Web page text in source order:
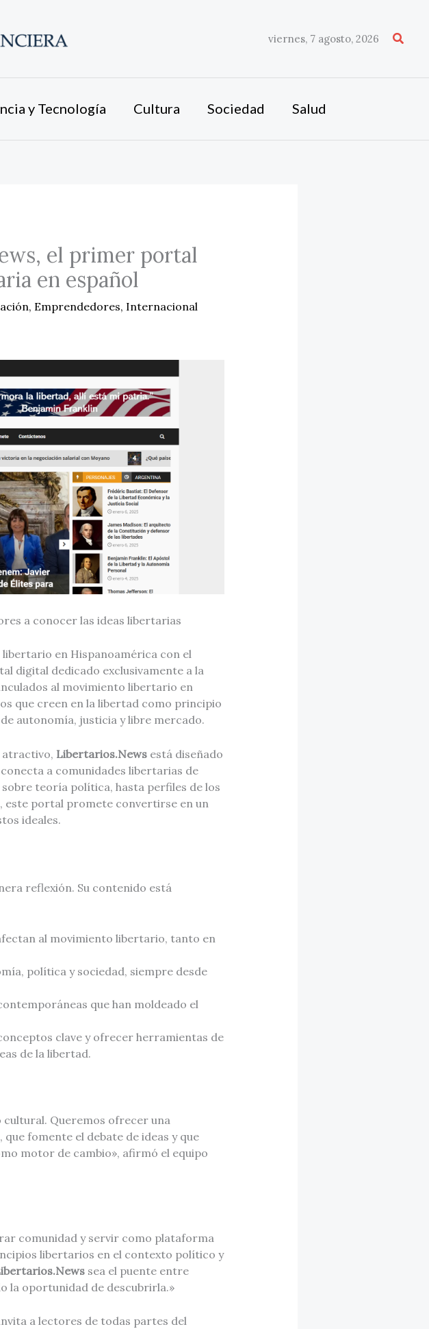
viernes, 7 agosto, 2026
y Tecnología Cultura Sociedad Salud
el primer portal
en español
, Emprendedores, Internacional
a conocer las ideas libertarias
en Hispanoamérica con el
digital dedicado exclusivamente a la
al movimiento libertario en
que creen en la libertad como principio
autonomía, justicia y libre mercado.
Libertarios.Newsestá diseñado
a comunidades libertarias de
teoría política, hasta perfiles de los
este portal promete convertirse en un
ideales.
reflexión. Su contenido está
al movimiento libertario, tanto en
política y sociedad, siempre desde
que han moldeado el
clave y ofrecer herramientas de
de la libertad.
Queremos ofrecer una
fomente el debate de ideas y que
motor de cambio», afirmó el equipo
comunidad y servir como plataforma
libertarios en el contexto político y
sea el puente entre
la oportunidad de descubrirla.»
a lectores de todas partes del